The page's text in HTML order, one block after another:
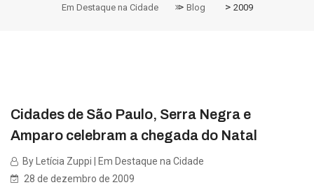
Em Destaque na Cidade > Blog > 2009
Cidades de São Paulo, Serra Negra e
Amparo celebram a chegada do Natal
By Letícia Zuppi | Em Destaque na Cidade
28 de dezembro de 2009